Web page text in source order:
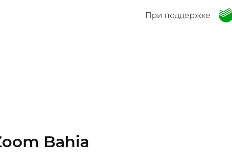
При поддержке
Bahia